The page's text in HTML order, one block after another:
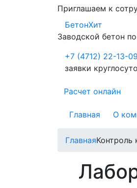
Приглашаем к
БетонХит
Заводской бетон
+7 (4712) 22-13-09
заявки
Расчет онлайн
Главная О
ГлавнаяКонтроль